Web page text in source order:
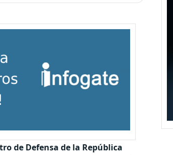
de Defensa de la República